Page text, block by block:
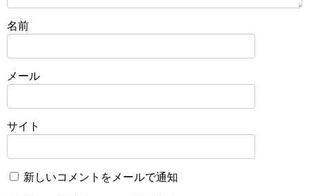
名前
メール
サイト
新しいコメントをメールで通知